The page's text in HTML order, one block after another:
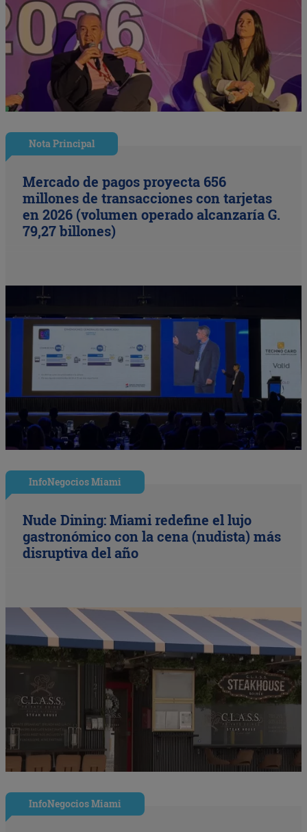
Nota Principal
Mercado de pagos proyecta 656
millones de transacciones con tarjetas
en 2026 (volumen operado alcanzaría G.
79,27 billones)
InfoNegocios Miami
Nude Dining: Miami redefine el lujo
gastronómico con la cena (nudista) más
disruptiva del año
InfoNegocios Miami